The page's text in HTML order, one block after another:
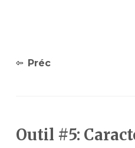
Préc
Outil #5: